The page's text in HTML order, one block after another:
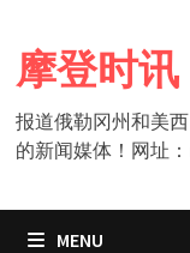
content
摩登时
报道俄勒冈州和美
的新闻媒体！网址
MENU